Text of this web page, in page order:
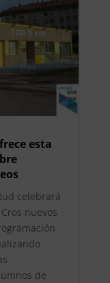
esta
celebrará
nuevos
de